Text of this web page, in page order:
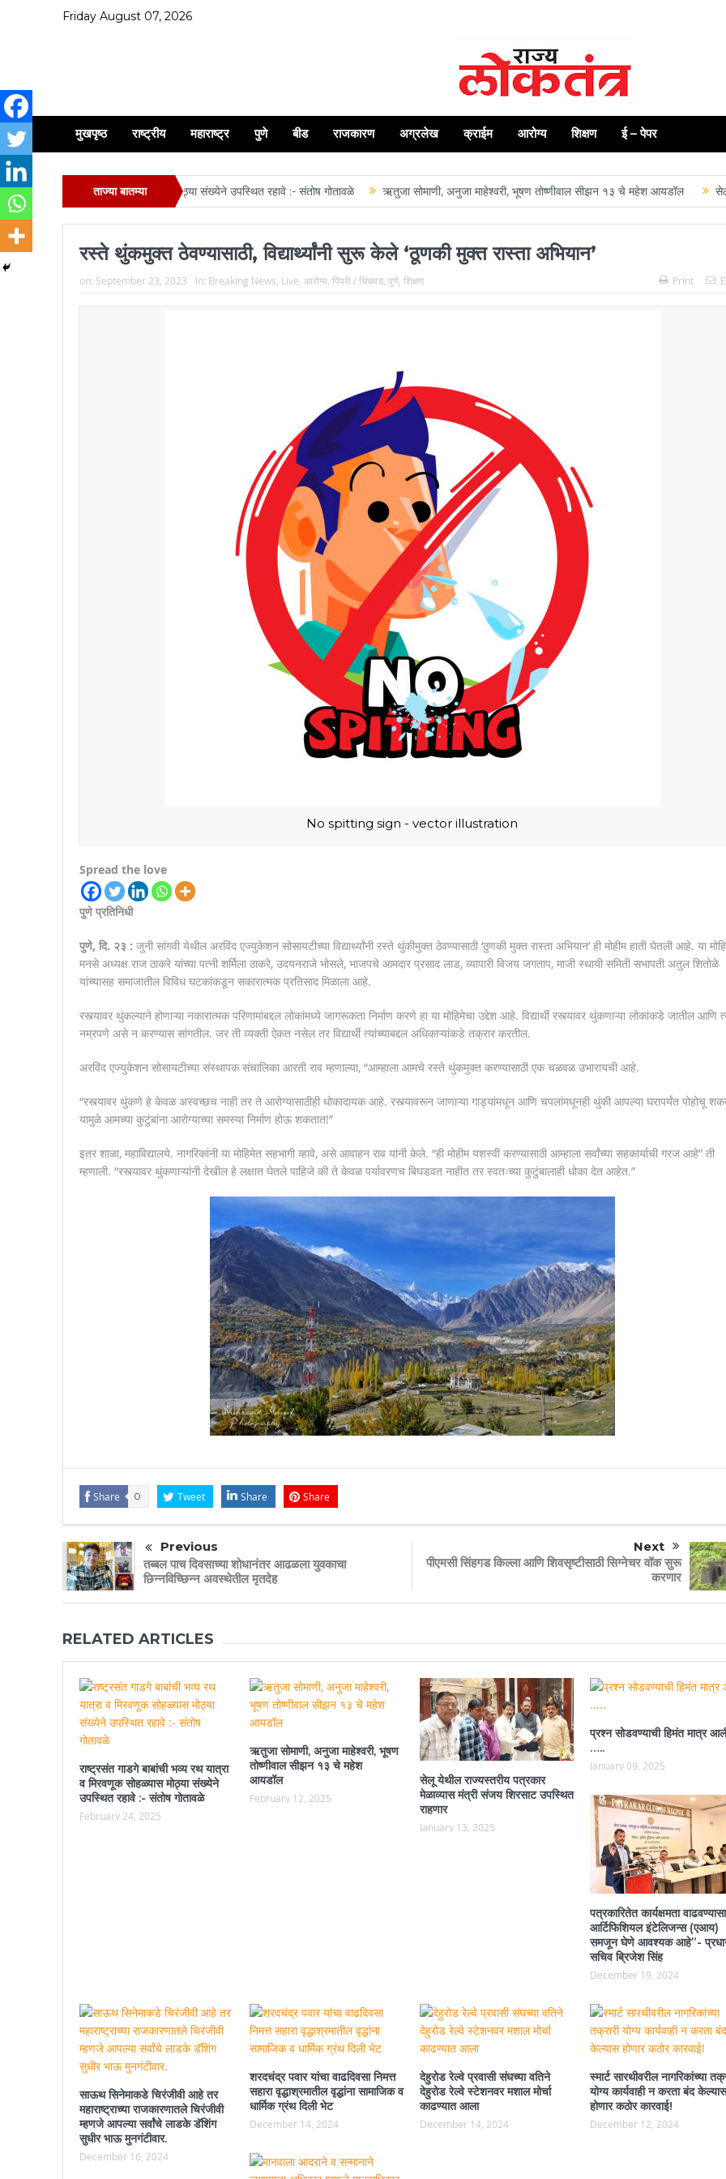
Friday August 07, 2026
मुखपृष्ठ राष्ट्रीय महाराष्ट्र पुणे बीड राजकारण अग्रलेख क्राईम आरोग्य शिक्षण ई – पेपर
ताज्या बातम्या
रथ यात्रा व मिरवणूक सोहळ्यास मोठ्या संख्येने उपस्थित रहावे :- संतोष गोतावळे ऋतुजा सोमाणी, अनुजा माहेश्वरी, भूषण तोष्णीवाल सीझन १३ चे महेश आयडॉल सेलू येथील
रस्ते थुंकमुक्त ठेवण्यासाठी, विद्यार्थ्यांनी सुरू केले ‘ठूणकी मुक्त रास्ता अभियान’
on: September 23, 2023 In: Breaking News Live आरोग्य, पिंपरी / चिंचवड, पुणे, शिक्षण Print
No spitting sign - vector illustration
Spread the love
पुणे प्रतिनिधी
पुणे, दि. २३ : जुनी सांगवी येथील अरविंद एज्युकेशन सोसायटीच्या विद्यार्थ्यांनी रस्ते थुंकीमुक्त ठेवण्यासाठी ‘ठुणकी मुक्त रास्ता अभियान’ ही मोहीम हाती घेतली आहे. या
मनसे अध्यक्ष राज ठाकरे यांच्या पत्नी शर्मिला ठाकरे, उदयनराजे भोसले, भाजपचे आमदार प्रसाद लाड, व्यापारी विजय जगताप, माजी स्थायी समिती सभापती अतुल शितोळे
यांच्यासह समाजातील विविध घटकांकडून सकारात्मक प्रतिसाद मिळाला आहे.
रस्त्यावर थुंकल्याने होणाऱ्या नकारात्मक परिणामांबद्दल लोकांमध्ये जागरूकता निर्माण करणे हा या मोहिमेचा उद्देश आहे. विद्यार्थी रस्त्यावर थुंकणाऱ्या लोकांकडे जातील आणि
नम्रपणे असे न करण्यास सांगतील. जर ती व्यक्ती ऐकत नसेल तर विद्यार्थी त्यांच्याबद्दल अधिकाऱ्यांकडे तक्रार करतील.
अरविंद एज्युकेशन सोसायटीच्या संस्थापक संचालिका आरती राव म्हणाल्या, “आम्हाला आमचे रस्ते थुंकमुक्त करण्यासाठी एक चळवळ उभारायची आहे.
“रस्त्यावर थुंकणे हे केवळ अस्वच्छच नाही तर ते आरोग्यासाठीही धोकादायक आहे. रस्त्यावरून जाणाऱ्या गाड्यांमधून आणि चपलांमधूनही थुंकी आपल्या घरापर्यंत पोहोचू
यामुळे आमच्या कुटुंबांना आरोग्याच्या समस्या निर्माण होऊ शकतात!”
इतर शाळा, महाविद्यालये. नागरिकांनी या मोहिमेत सहभागी व्हावे, असे आवाहन राव यांनी केले. “ही मोहीम यशस्वी करण्यासाठी आम्हाला सर्वांच्या सहकार्याची गरज आहे” ती
म्हणाली. “रस्त्यावर थुंकणाऱ्यांनी देखील हे लक्षात घेतले पाहिजे की ते केवळ पर्यावरणच बिघडवत नाहीत तर स्वतःच्या कुटुंबालाही धोका देत आहेत.”
Share 0 Tweet Share Share
Previous
तब्बल पाच दिवसाच्या शोधानंतर आढळला युवकाचा
छिन्नविच्छिन्न अवस्थेतील मृतदेह
Next
पीएमसी सिंहगड किल्ला आणि शिवसृष्टीसाठी सिग्नेचर वॉक सुरू
करणार
RELATED ARTICLES
राष्ट्रसंत गाडगे बाबांची भव्य रथ यात्रा
व मिरवणूक सोहळ्यास मोठ्या संख्येने
उपस्थित रहावे :- संतोष गोतावळे
February 24, 2025
ऋतुजा सोमाणी, अनुजा माहेश्वरी, भूषण
तोष्णीवाल सीझन १३ चे महेश
आयडॉल
February 12, 2025
सेलू येथील राज्यस्तरीय पत्रकार
मेळाव्यास मंत्री संजय शिरसाट उपस्थित
राहणार
January 13, 2025
प्रश्न सोडवण्याची हिमंत मात्र
…..
January 09, 2025
पत्रकारितेत कार्यक्षमता
आर्टिफिशियल इंटेलिजन्स (एआय)
समजून घेणे आवश्यक आहे”-
सचिव ब्रिजेश सिंह
December 19, 2024
साऊथ सिनेमाकडे चिरंजीवी आहे तर
महाराष्ट्राच्या राजकारणातले चिरंजीवी
म्हणजे आपल्या सर्वांचे लाडके डॅशिंग
सुधीर भाऊ मुनगंटीवार.
December 16, 2024
शरदचंद्र पवार यांचा वाढदिवसा निमत्त
सहारा वृद्धाश्रमातील वृद्धांना सामाजिक व
धार्मिक ग्रंथ दिली भेट
December 14, 2024
देहुरोड रेल्वे प्रवासी संघच्या वतिने
देहुरोड रेल्वे स्टेशनवर मशाल मोर्चा
काढण्यात आला
December 14, 2024
स्मार्ट सारथीवरील नागरिकांच्या
योग्य कार्यवाही न करता बंद केल्यास
होणार कठोर कारवाई!
December 12, 2024